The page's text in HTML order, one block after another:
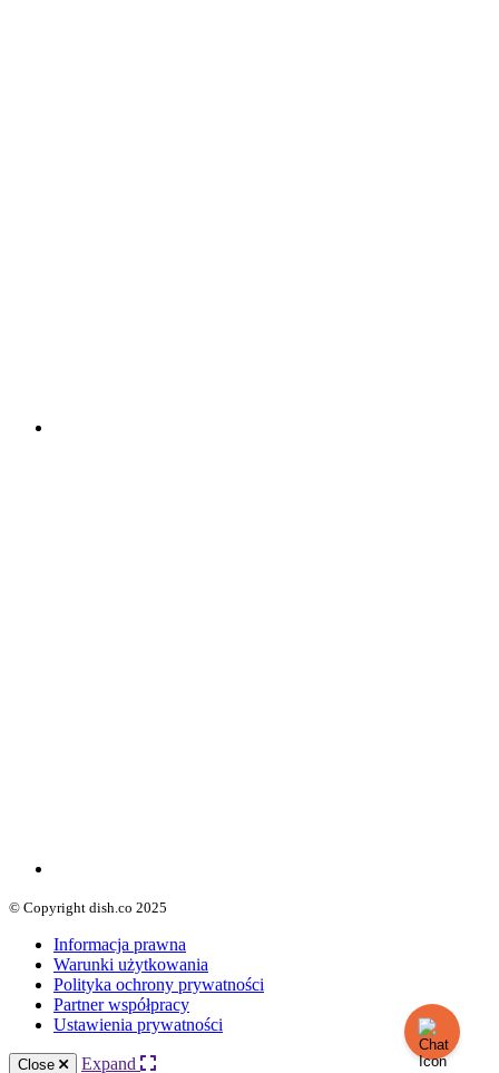
© Copyright dish.co 2025
Informacja prawna
Warunki użytkowania
Polityka ochrony prywatności
Partner współpracy
Ustawienia prywatności
Close Expand